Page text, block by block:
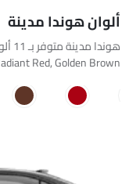
ألوان هوندا مدينة
ميتاليك, ميتيورويد جراي